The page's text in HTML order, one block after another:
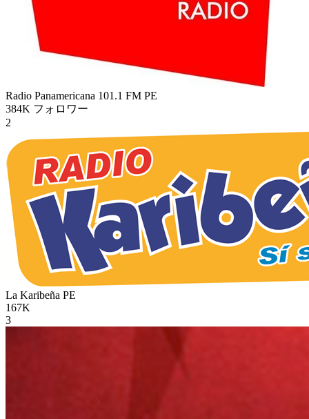
Radio Panamericana 101.1 FM PE
384K フォロワー
2
La Karibeña PE
167K
3